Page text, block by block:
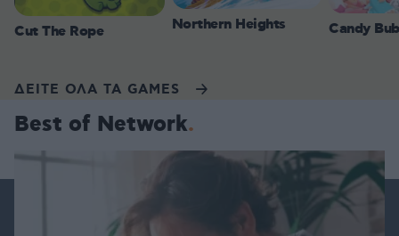
Cut The Rope Northern Heights Candy
ΔΕΙΤΕ ΟΛΑ ΤΑ GAMES
Best of Network